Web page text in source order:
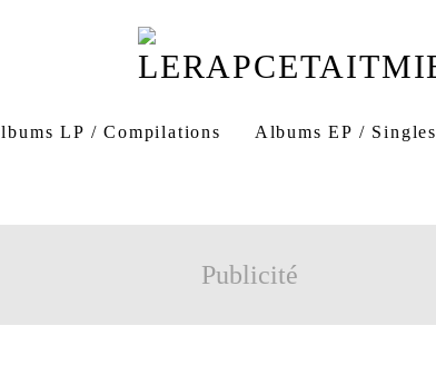
LP / Compilations Albums EP / Singles
Publicité